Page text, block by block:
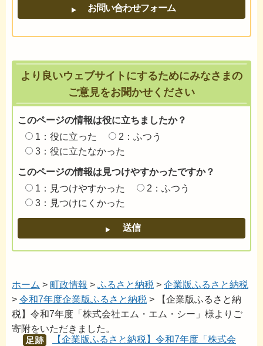
より良いウェブサイトにするためにみなさまの
ご意見をお聞かせください
このページの情報は役に立ちましたか？
1：役に立った
2：ふつう
3：役に立たなかった
このページの情報は見つけやすかったですか？
1：見つけやすかった
2：ふつう
3：見つけにくかった
ホーム > 町政情報 > ふるさと納税 > 企業版ふるさと納税
> 令和7年度企業版ふるさと納税 > 【企業版ふるさと納
税】令和7年度「株式会社エム・エム・シー」様よりご
寄附をいただきました。
あし
【企業版ふるさと納税】令和7年度「株式会